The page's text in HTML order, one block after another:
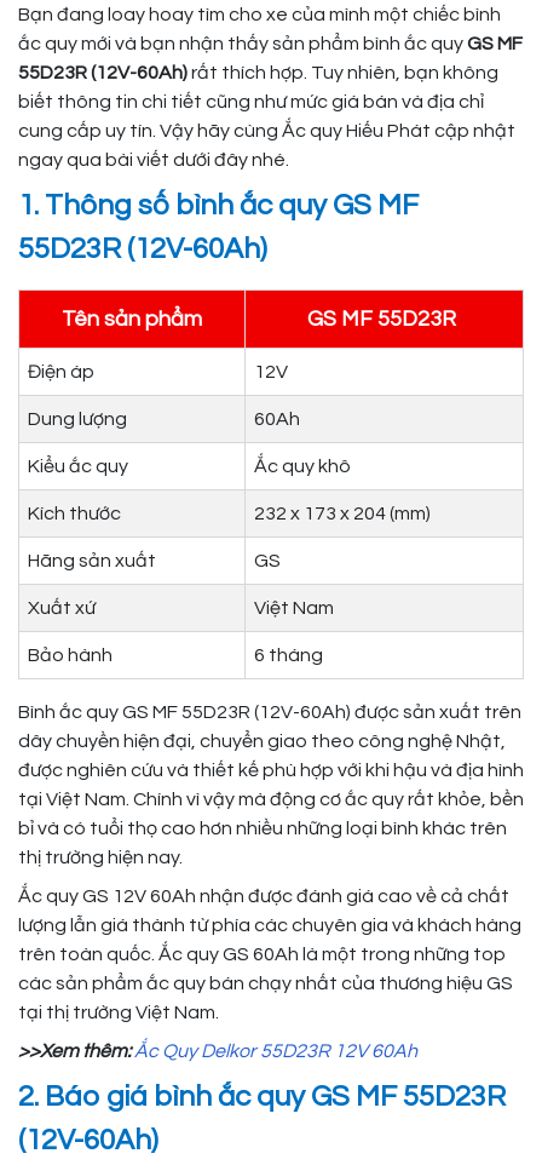
Bạn đang loay hoay tìm cho xe của mình một chiếc bình
ắc quy mới và bạn nhận thấy sản phẩm bình ắc quyGS MF
55D23R (12V-60Ah)rất thích hợp. Tuy nhiên, bạn không
biết thông tin chi tiết cũng như mức giá bán và địa chỉ
cung cấp uy tín. Vậy hãy cùng Ắc quy Hiếu Phát cập nhật
ngay qua bài viết dưới đây nhé.
1. Thông số bình ắc quy GS MF
55D23R (12V-60Ah)
Tên sản phẩm GS MF 55D23R
Điện áp 12V
Dung lượng 60Ah
Kiểu ắc quy Ắc quy khô
Kích thước 232 x 173 x 204 (mm)
Hãng sản xuất GS
Xuất xứ Việt Nam
Bảo hành 6 tháng
Bình ắc quy GS MF 55D23R (12V-60Ah) được sản xuất trên
dây chuyền hiện đại, chuyển giao theo công nghệ Nhật,
được nghiên cứu và thiết kế phù hợp với khi hậu và địa hình
tại Việt Nam. Chính vì vậy mà động cơ ắc quy rất khỏe, bền
bỉ và có tuổi thọ cao hơn nhiều những loại bình khác trên
thị trường hiện nay.
Ắc quy GS 12V 60Ah nhận được đánh giá cao về cả chất
lượng lẫn giá thành từ phía các chuyên gia và khách hàng
trên toàn quốc. Ắc quy GS 60Ah là một trong những top
các sản phẩm ắc quy bán chạy nhất của thương hiệu GS
tại thị trường Việt Nam.
>>Xem thêm:Ắc Quy Delkor 55D23R 12V 60Ah
2. Báo giá bình ắc quy GS MF 55D23R
(12V-60Ah)